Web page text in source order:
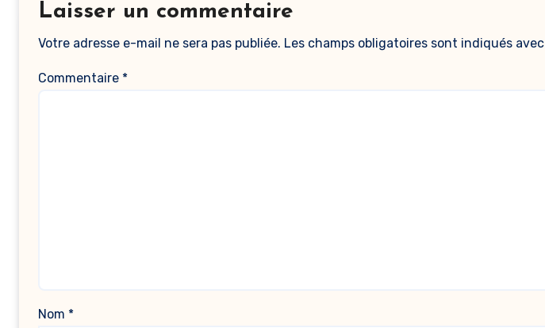
Laisser un commentaire
Votre adresse e-mail ne sera pas publiée. Les champs obligatoires sont indiqués avec
Commentaire *
Nom *